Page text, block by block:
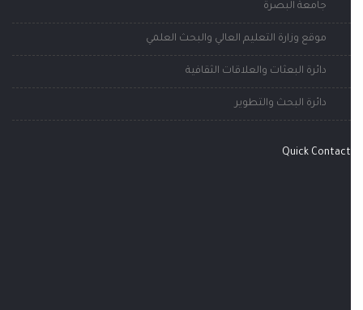
جامعة البصرة
موقع وزارة التعليم العالي والبحث العلمي
دائرة البعثات والعلاقات الثقافية
دائرة البحث والتطوير
Quick Contact